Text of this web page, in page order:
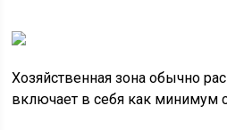
Хозяйственная зона обычно
включает в себя как минимум